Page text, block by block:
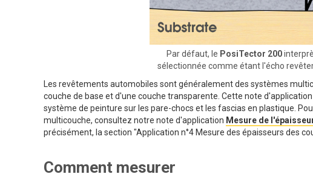
Par défaut, le PosiTector 200
sélectionnée comme étant l'écho
Les revêtements automobiles sont généralement des systèmes
couche de base et d'une couche transparente. Cette note
système de peinture sur les pare-chocs et les fascias en plastique.
multicouche, consultez notre note d'application Mesure de
précisément, la section "Application n°4 Mesure des épaisseurs des
Comment mesurer